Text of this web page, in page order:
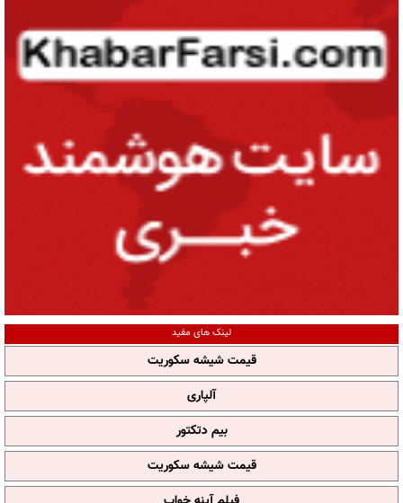
لینک های مفید
قیمت شیشه سکوریت
آلپاری
بیم دتکتور
قیمت شیشه سکوریت